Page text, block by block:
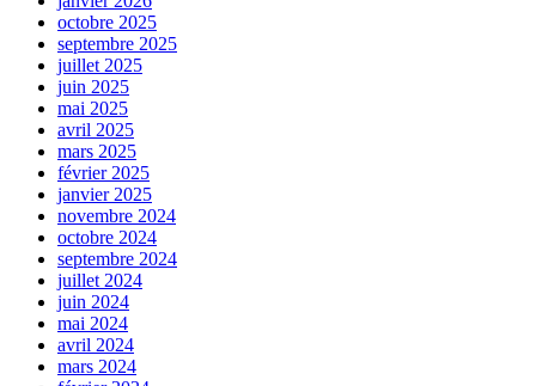
octobre 2025
septembre 2025
juillet 2025
juin 2025
mai 2025
avril 2025
mars 2025
février 2025
janvier 2025
novembre 2024
octobre 2024
septembre 2024
juillet 2024
juin 2024
mai 2024
avril 2024
mars 2024